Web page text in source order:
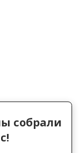
собрали